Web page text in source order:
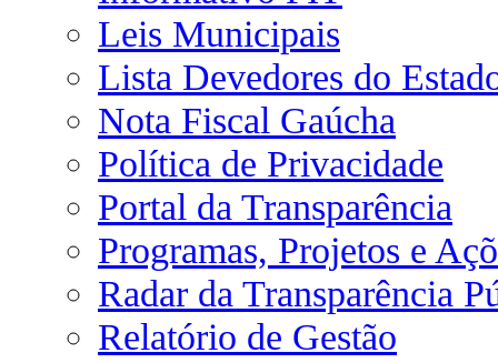
Leis Municipais
Lista Devedores do
Nota Fiscal Gaúcha
Política de Privacidade
Portal da Transparência
Programas, Projetos e
Radar da Transparência
Relatório de Gestão